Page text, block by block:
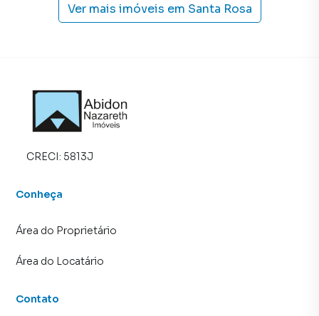
Ver mais imóveis em Santa Rosa
CRECI: 5813J
Conheça
Área do Proprietário
Área do Locatário
Contato